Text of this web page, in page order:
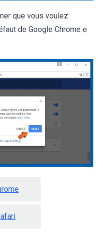
que vous voulez
de Google Chrome e